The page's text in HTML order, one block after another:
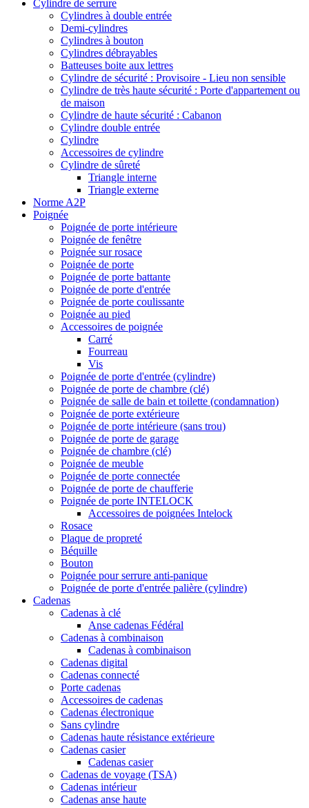
Cylindre de serrure
Cylindres à double entrée
Demi-cylindres
Cylindres à bouton
Cylindres débrayables
Batteuses boite aux lettres
Cylindre de sécurité : Provisoire - Lieu non sensible
Cylindre de très haute sécurité : Porte d'appartement ou
de maison
Cylindre de haute sécurité : Cabanon
Cylindre double entrée
Cylindre
Accessoires de cylindre
Cylindre de sûreté
Triangle interne
Triangle externe
Norme A2P
Poignée
Poignée de porte intérieure
Poignée de fenêtre
Poignée sur rosace
Poignée de porte
Poignée de porte battante
Poignée de porte d'entrée
Poignée de porte coulissante
Poignée au pied
Accessoires de poignée
Carré
Fourreau
Vis
Poignée de porte d'entrée (cylindre)
Poignée de porte de chambre (clé)
Poignée de salle de bain et toilette (condamnation)
Poignée de porte extérieure
Poignée de porte intérieure (sans trou)
Poignée de porte de garage
Poignée de chambre (clé)
Poignée de meuble
Poignée de porte connectée
Poignée de porte de chaufferie
Poignée de porte INTELOCK
Accessoires de poignées Intelock
Rosace
Plaque de propreté
Béquille
Bouton
Poignée pour serrure anti-panique
Poignée de porte d'entrée palière (cylindre)
Cadenas
Cadenas à clé
Anse cadenas Fédéral
Cadenas à combinaison
Cadenas à combinaison
Cadenas digital
Cadenas connecté
Porte cadenas
Accessoires de cadenas
Cadenas électronique
Sans cylindre
Cadenas haute résistance extérieure
Cadenas casier
Cadenas casier
Cadenas de voyage (TSA)
Cadenas intérieur
Cadenas anse haute